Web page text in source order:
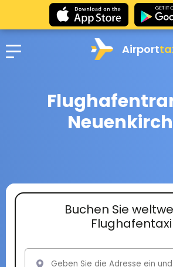
Airport
Buchen Sie
Flughafentaxi